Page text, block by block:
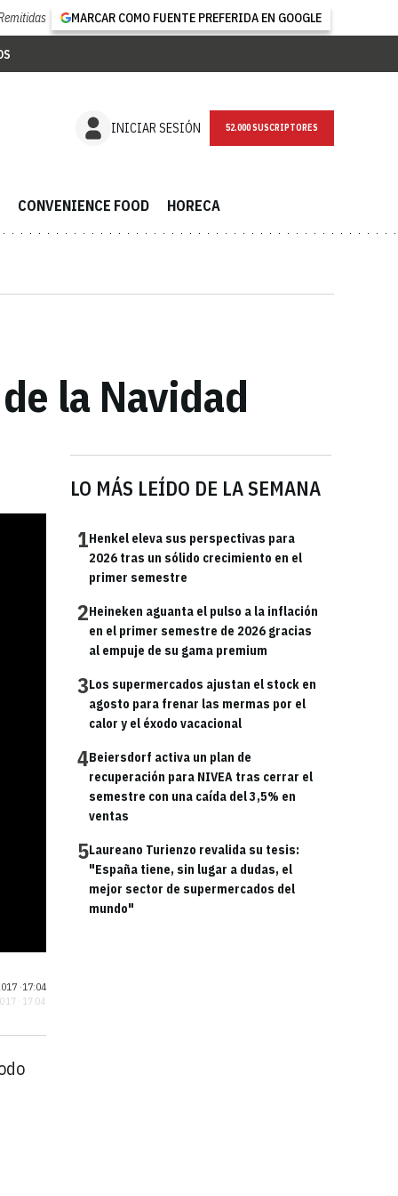
MARCAR COMO FUENTE PREFERIDA EN GOOGLE
INICIAR SESIÓN NEWSLETTER
CONVENIENCE FOOD HORECA
la Navidad
LO MÁS LEÍDO DE LA SEMANA
1Henkel eleva sus perspectivas para
2026 tras un sólido crecimiento en el
primer semestre
2Heineken aguanta el pulso a la inflación
en el primer semestre de 2026 gracias
al empuje de su gama premium
3Los supermercados ajustan el stock en
agosto para frenar las mermas por el
calor y el éxodo vacacional
4Beiersdorf activa un plan de
recuperación para NIVEA tras cerrar el
semestre con una caída del 3,5% en
ventas
5Laureano Turienzo revalida su tesis:
"España tiene, sin lugar a dudas, el
mejor sector de supermercados del
mundo"
·17:04
· 17:04